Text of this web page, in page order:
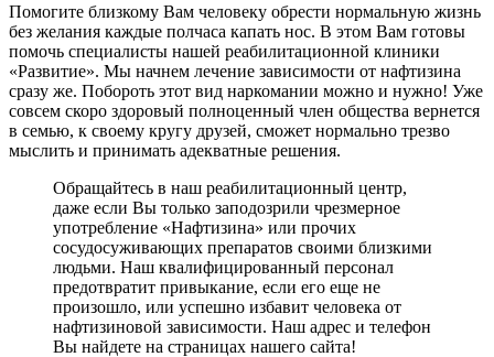
Помогите близкому Вам человеку обрести нормальную жизнь
без желания каждые полчаса капать нос. В этом Вам готовы
помочь специалисты нашей реабилитационной клиники
«Развитие». Мы начнем лечение зависимости от нафтизина
сразу же. Побороть этот вид наркомании можно и нужно! Уже
совсем скоро здоровый полноценный член общества вернется
в семью, к своему кругу друзей, сможет нормально трезво
мыслить и принимать адекватные решения.
Обращайтесь в наш реабилитационный центр,
даже если Вы только заподозрили чрезмерное
употребление «Нафтизина» или прочих
сосудосуживающих препаратов своими близкими
людьми. Наш квалифицированный персонал
предотвратит привыкание, если его еще не
произошло, или успешно избавит человека от
нафтизиновой зависимости. Наш адрес и телефон
Вы найдете на страницах нашего сайта!